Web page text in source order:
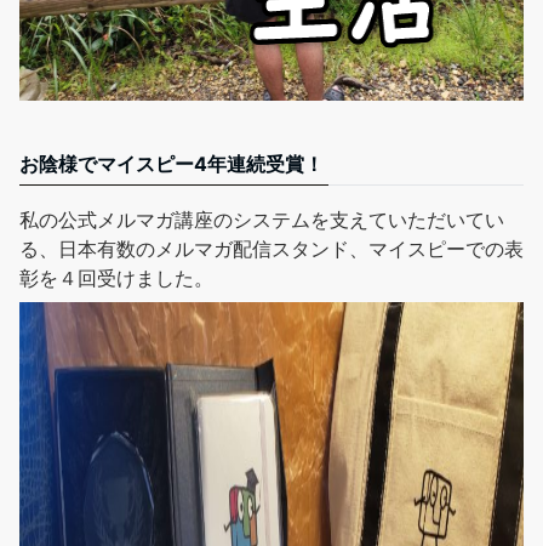
お陰様でマイスピー4年連続受賞！
私の公式メルマガ講座のシステムを支えていただいてい
る、日本有数のメルマガ配信スタンド、マイスピーでの表
彰を４回受けました。